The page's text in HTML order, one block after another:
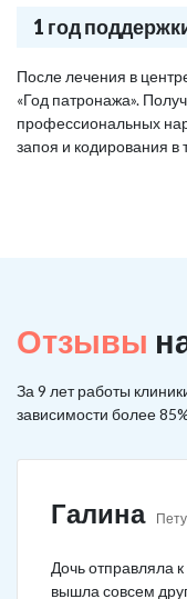
1 год
После лечения в
«Год патронажа».
профессиональных
запоя и кодирования в
Отзывы
За 9 лет работы
зависимости более
Галина
Дочь отправляла
вышла совсем